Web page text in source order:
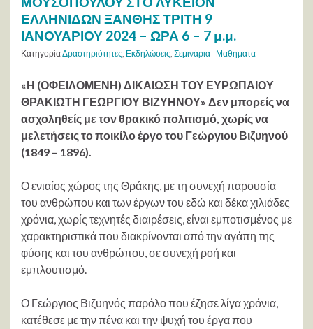
ΕΛΛΗΝΙΔΩΝ ΞΑΝΘΗΣ ΤΡΙΤΗ 9
ΙΑΝΟΥΑΡΙΟΥ 2024 – ΩΡΑ 6 – 7 μ.μ.
ΚατηγορίαΔραστηριότητες, Εκδηλώσεις, Σεμινάρια - Μαθήματα
«Η (ΟΦΕΙΛΟΜΕΝΗ) ΔΙΚΑΙΩΣΗ ΤΟΥ ΕΥΡΩΠΑΙΟΥ
ΘΡΑΚΙΩΤΗ ΓΕΩΡΓΙΟΥ ΒΙΖΥΗΝΟΥ» Δεν μπορείς να
ασχοληθείς με τον θρακικό πολιτισμό, χωρίς να
μελετήσεις το ποικίλο έργο του Γεώργιου Βιζυηνού
(1849 – 1896).
Ο ενιαίος χώρος της Θράκης, με τη συνεχή παρουσία
του ανθρώπου και των έργων του εδώ και δέκα χιλιάδες
χρόνια, χωρίς τεχνητές διαιρέσεις, είναι εμποτισμένος με
χαρακτηριστικά που διακρίνονται από την αγάπη της
φύσης και του ανθρώπου, σε συνεχή ροή και
εμπλουτισμό.
Ο Γεώργιος Βιζυηνός παρόλο που έζησε λίγα χρόνια,
κατέθεσε με την πένα και την ψυχή του έργα που